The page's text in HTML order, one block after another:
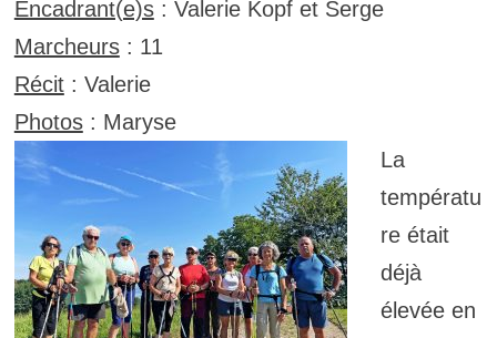
Encadrant(e)s: Valerie Kopf et Serge
Marcheurs: 11
Récit: Valerie
Photos: Maryse
La
températu
re était
déjà
élevée en